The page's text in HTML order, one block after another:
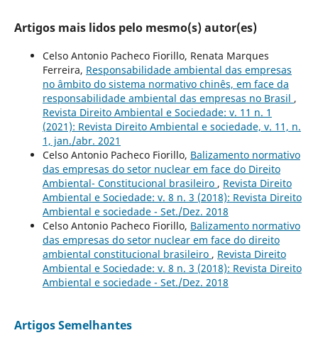
Artigos mais lidos pelo mesmo(s) autor(es)
Celso Antonio Pacheco Fiorillo, Renata Marques
Ferreira, Responsabilidade ambiental das empresas
no âmbito do sistema normativo chinês, em face da
responsabilidade ambiental das empresas no Brasil ,
Revista Direito Ambiental e Sociedade: v. 11 n. 1
(2021): Revista Direito Ambiental e sociedade, v. 11, n.
1, jan./abr. 2021
Celso Antonio Pacheco Fiorillo, Balizamento normativo
das empresas do setor nuclear em face do Direito
Ambiental- Constitucional brasileiro , Revista Direito
Ambiental e Sociedade: v. 8 n. 3 (2018): Revista Direito
Ambiental e sociedade - Set./Dez. 2018
Celso Antonio Pacheco Fiorillo, Balizamento normativo
das empresas do setor nuclear em face do direito
ambiental constitucional brasileiro , Revista Direito
Ambiental e Sociedade: v. 8 n. 3 (2018): Revista Direito
Ambiental e sociedade - Set./Dez. 2018
Artigos Semelhantes